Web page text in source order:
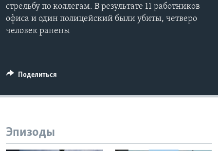
стрельбу по коллегам. В результате 11 работников
офиса и один полицейский были убиты, четверо
человек ранены
Поделиться
Эпизоды